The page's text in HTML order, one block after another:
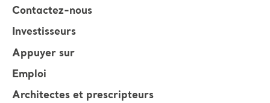
Contactez-nous
Investisseurs
Appuyer sur
Emploi
Architectes et prescripteurs